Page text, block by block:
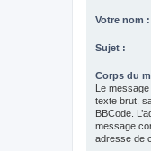
Votre nom :
Sujet :
Corps du
Le
texte brut,
BBCode.
message
adresse de